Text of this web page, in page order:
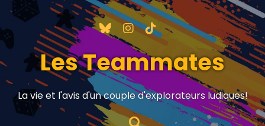
Les Teammates
La vie et l'avis d'un couple d'explorateurs ludiques!